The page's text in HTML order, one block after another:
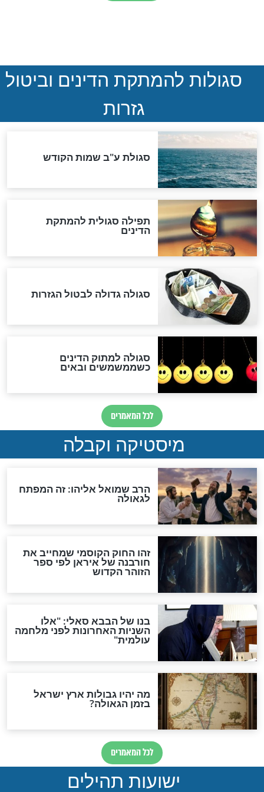
ההסכם החשאי של טראמפ
ואיראן: בלי שקיפות ועם הרבה
סימני שאלה
במרתפי מוסקבה: כתב היד
הנדיר של הרשב"ם התגלה
"מודה לקב"ה על כל השנים"
לכל המאמרים
אחרית הימים
האם אפשר לחשב את הקץ?
מה יהיה בימות המשיח?
"לפני הגאולה תהיה אפיקורסות
והכחשה גדולה מאוד של
האמונה"
האם לאחר בוא המשיח יהיה
אפשר לחזור בתשובה?
לכל המאמרים